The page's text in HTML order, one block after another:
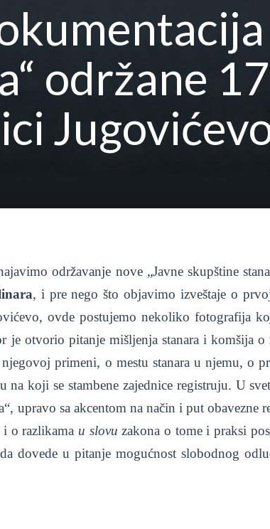
održane
održavanje nove „Javne skupštine
, i pre nego što objavimo izveštaje o
ovde postujemo nekoliko fotografija
je otvorio pitanje mišljenja stanara i komšija
primeni, o mestu stanara u njemu, o
na koji se stambene zajednice registruju. U
upravo sa akcentom na način i put obavezne
o razlikama u slovu zakona o tome i praksi
dovede u pitanje mogućnost slobodnog